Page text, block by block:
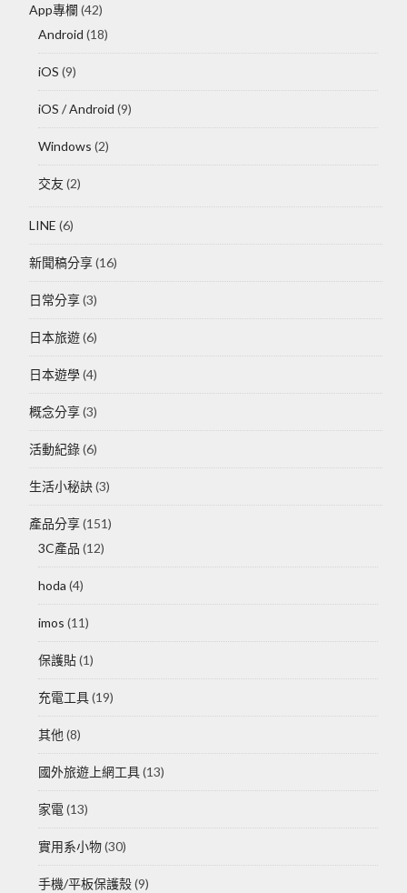
App專欄 (42)
Android (18)
iOS (9)
iOS / Android (9)
Windows (2)
交友 (2)
LINE (6)
新聞稿分享(16)
日常分享(3)
日本旅遊(6)
日本遊學(4)
概念分享(3)
活動紀錄(6)
生活小秘訣(3)
產品分享(151)
3C產品 (12)
hoda (4)
imos (11)
保護貼(1)
充電工具(19)
其他 (8)
國外旅遊上網工具(13)
家電 (13)
實用系小物(30)
手機/平板保護殼(9)